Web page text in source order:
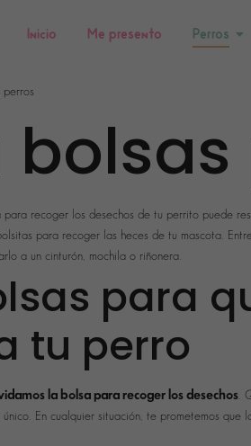
Inicio Me presento Perros
perros
para recoger los desechos de tu perrito puede
para recoger las heces de tu mascota.
a un cinturón, mochila o riñonera.
para
tu perro
la bolsa para recoger los desechos .
En cualquier situación, te prometemos